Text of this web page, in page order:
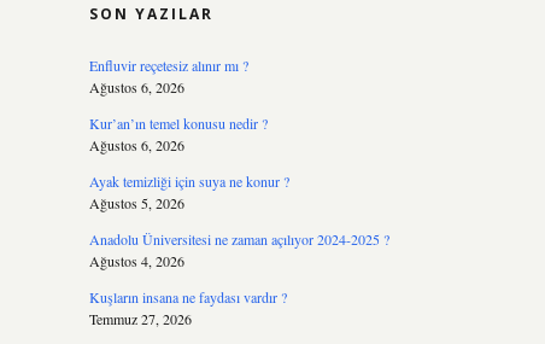
SON YAZILAR
Enfluvir reçetesiz alınır mı ?
Ağustos 6, 2026
Kur’an’ın temel konusu nedir ?
Ağustos 6, 2026
Ayak temizliği için suya ne konur ?
Ağustos 5, 2026
Anadolu Üniversitesi ne zaman açılıyor 2024-2025 ?
Ağustos 4, 2026
Kuşların insana ne faydası vardır ?
Temmuz 27, 2026